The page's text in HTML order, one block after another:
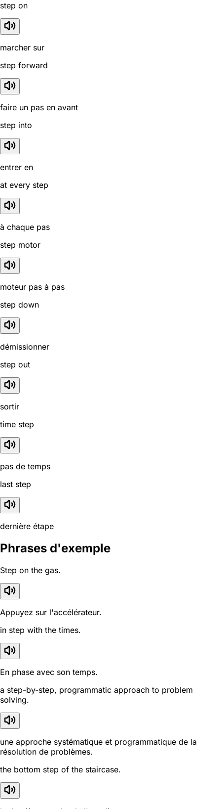
step on
marcher sur
step forward
faire un pas en avant
step into
entrer en
at every step
à chaque pas
step motor
moteur pas à pas
step down
démissionner
step out
sortir
time step
pas de temps
last step
dernière étape
Phrases d'exemple
Step on the gas.
Appuyez sur l'accélérateur.
in step with the times.
En phase avec son temps.
a step-by-step, programmatic approach to problem
solving.
une approche systématique et programmatique de la
résolution de problèmes.
the bottom step of the staircase.